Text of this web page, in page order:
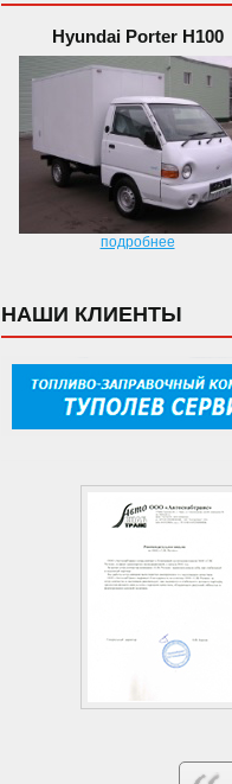
Hyundai Porter H100
подробнее
НАШИ КЛИЕНТЫ